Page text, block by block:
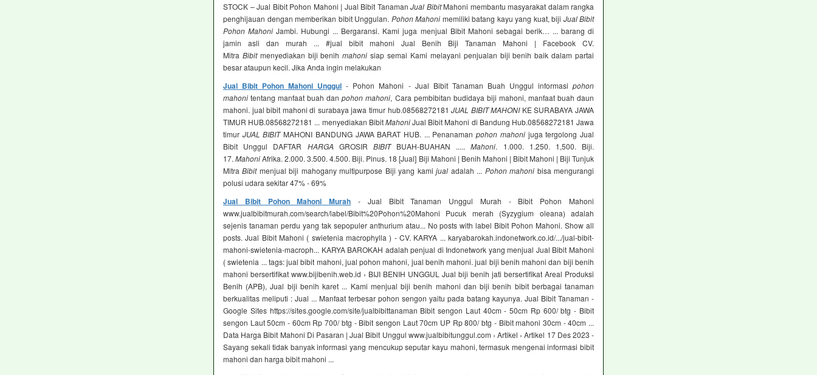
STOCK – Jual Bibit Pohon Mahoni | Jual Bibit Tanaman Jual BibitMahoni membantu masyarakat dalam rangka
penghijauan dengan memberikan bibit Unggulan. Pohon Mahoni memiliki batang kayu yang kuat, biji Jual Bibit
Pohon Mahoni Jambi. Hubungi ... Bergaransi. Kami juga menjual Bibit Mahoni sebagai berik… ... barang di
jamin asli dan murah ... #jual bibit mahoni Jual Benih Biji Tanaman Mahoni | Facebook CV.
Mitra Bibitmenyediakan biji benihmahoni siap semai Kami melayani penjualan biji benih baik dalam partai
besar ataupun kecil. Jika Anda ingin melakukan
Jual Bibit Pohon Mahoni Unggul - Pohon Mahoni - Jual Bibit Tanaman Buah Unggul informasipohon
mahoni tentang manfaat buah danpohon mahoni, Cara pembibitan budidaya biji mahoni, manfaat buah daun
mahoni. jual bibit mahoni di surabaya jawa timur hub.08568272181JUAL BIBIT MAHONIKE SURABAYA JAWA
TIMUR HUB.08568272181 ... menyediakan BibitMahoniJual Bibit Mahoni di Bandung Hub.08568272181 Jawa
timur JUAL BIBITMAHONI BANDUNG JAWA BARAT HUB. ... Penanamanpohon mahonijuga tergolong Jual
Bibit Unggul DAFTAR HARGA GROSIR BIBITBUAH-BUAHAN .....Mahoni. 1.000. 1.250. 1,500. Biji.
17.MahoniAfrika. 2.000. 3.500. 4.500. Biji. Pinus. 18 [Jual] Biji Mahoni | Benih Mahoni | Bibit Mahoni | Biji Tunjuk
MitraBibitmenjual biji mahogany multipurpose Biji yang kamijual adalah ... Pohon mahoni bisa mengurangi
polusi udara sekitar 47% - 69%
Jual Bibit Pohon Mahoni Murah - Jual Bibit Tanaman Unggul Murah - Bibit Pohon Mahoni
www.jualbibitmurah.com/search/label/Bibit%20Pohon%20Mahoni Pucuk merah (Syzygium oleana) adalah
sejenis tanaman perdu yang tak sepopuler anthurium atau... No posts with label Bibit Pohon Mahoni. Show all
posts. Jual Bibit Mahoni ( swietenia macrophylla ) - CV. KARYA ... karyabarokah.indonetwork.co.id/.../jual-bibit-
mahoni-swietenia-macroph... KARYA BAROKAH adalah penjual di Indonetwork yang menjual Jual Bibit Mahoni
( swietenia ... tags: jual bibit mahoni, jual pohon mahoni, jual benih mahoni. jual biji benih mahoni dan biji benih
mahoni bersertifikat www.bijibenih.web.id › BIJI BENIH UNGGUL Jual biji benih jati bersertifikat Areal Produksi
Benih (APB), Jual biji benih karet ... Kami menjual biji benih mahoni dan biji benih bibit berbagai tanaman
berkualitas meliputi : Jual ... Manfaat terbesar pohon sengon yaitu pada batang kayunya. Jual Bibit Tanaman -
Google Sites https://sites.google.com/site/jualbibittanaman Bibit sengon Laut 40cm - 50cm Rp 600/ btg - Bibit
sengon Laut 50cm - 60cm Rp 700/ btg - Bibit sengon Laut 70cm UP Rp 800/ btg - Bibit mahoni 30cm - 40cm ...
Data Harga Bibit Mahoni Di Pasaran | Jual Bibit Unggul www.jualbibitunggul.com › Artikel › Artikel 17 Des 2023 -
Sayang sekali tidak banyak informasi yang mencukup seputar kayu mahoni, termasuk mengenai informasi bibit
mahoni dan harga bibit mahoni ...